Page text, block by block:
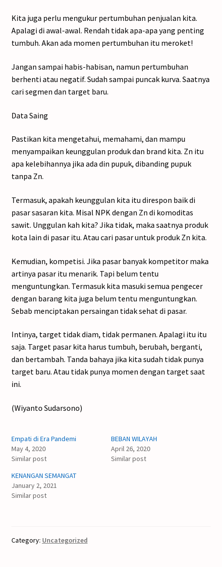
Kita juga perlu mengukur pertumbuhan penjualan kita.
Apalagi di awal-awal. Rendah tidak apa-apa yang penting
tumbuh. Akan ada momen pertumbuhan itu meroket!
Jangan sampai habis-habisan, namun pertumbuhan
berhenti atau negatif. Sudah sampai puncak kurva. Saatnya
cari segmen dan target baru.
Data Saing
Pastikan kita mengetahui, memahami, dan mampu
menyampaikan keunggulan produk dan brand kita. Zn itu
apa kelebihannya jika ada din pupuk, dibanding pupuk
tanpa Zn.
Termasuk, apakah keunggulan kita itu direspon baik di
pasar sasaran kita. Misal NPK dengan Zn di komoditas
sawit. Unggulan kah kita? Jika tidak, maka saatnya produk
kota lain di pasar itu. Atau cari pasar untuk produk Zn kita.
Kemudian, kompetisi. Jika pasar banyak kompetitor maka
artinya pasar itu menarik. Tapi belum tentu
menguntungkan. Termasuk kita masuki semua pengecer
dengan barang kita juga belum tentu menguntungkan.
Sebab menciptakan persaingan tidak sehat di pasar.
Intinya, target tidak diam, tidak permanen. Apalagi itu itu
saja. Target pasar kita harus tumbuh, berubah, berganti,
dan bertambah. Tanda bahaya jika kita sudah tidak punya
target baru. Atau tidak punya momen dengan target saat
ini.
(Wiyanto Sudarsono)
Empati di Era Pandemi
May 4, 2020
Similar post
BEBAN WILAYAH
April 26, 2020
Similar post
KENANGAN SEMANGAT
January 2, 2021
Similar post
Category: Uncategorized